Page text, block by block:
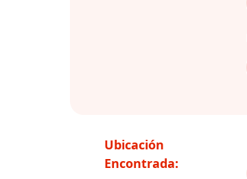
Ubicación
Encontrada: